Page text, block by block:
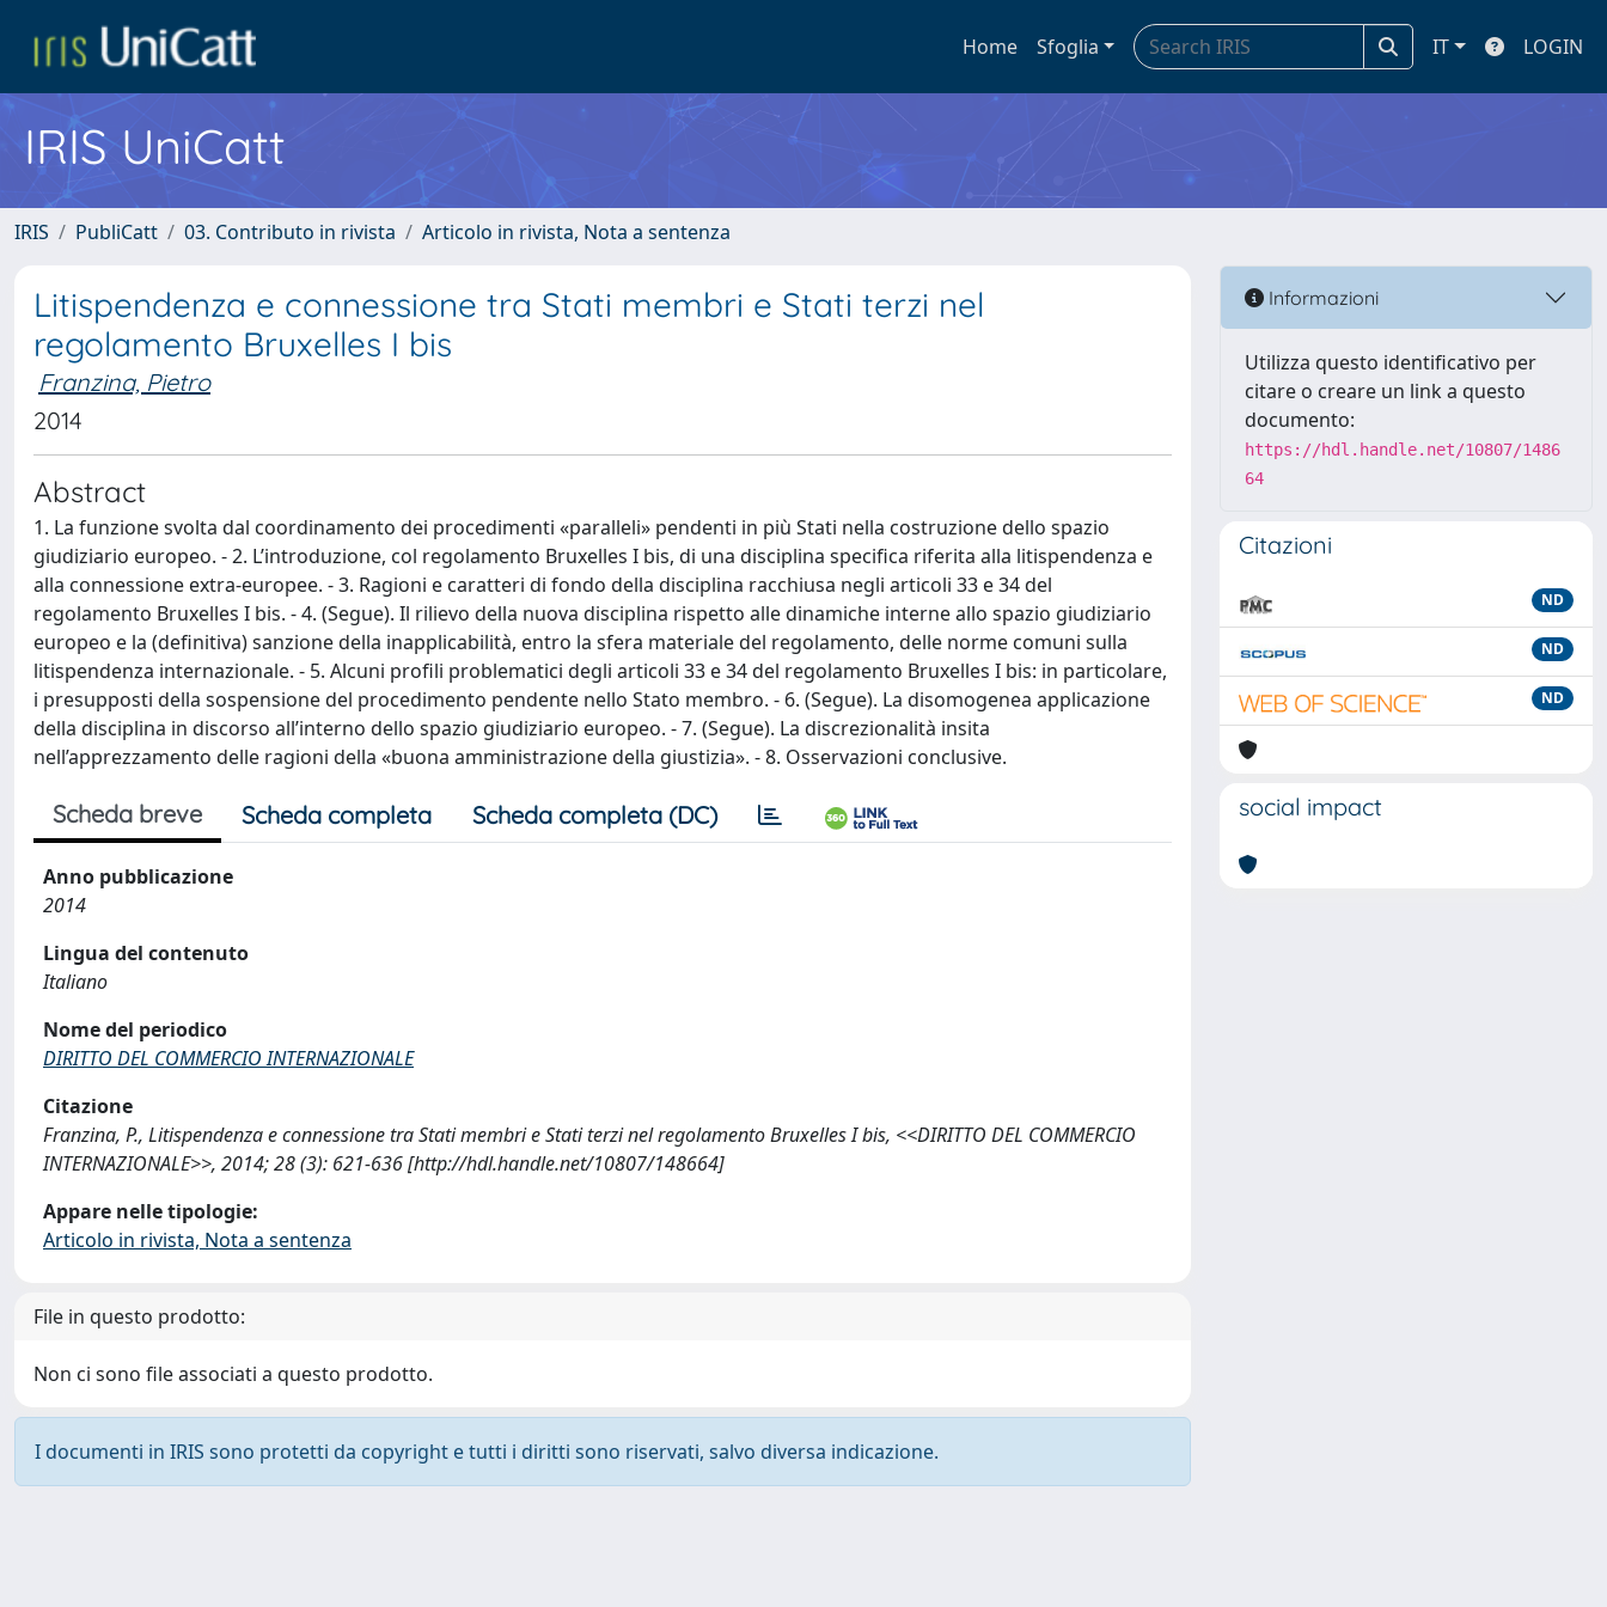
Home Sfoglia IT LOGIN
IRIS UniCatt
IRIS PubliCatt 03. Contributo in rivista Articolo in rivista, Nota a sentenza
Litispendenza e connessione tra Stati membri e Stati terzi nel
regolamento Bruxelles I bis
Franzina, Pietro
2014
Abstract
1. La funzione svolta dal coordinamento dei procedimenti «paralleli» pendenti in più Stati nella costruzione dello spazio
giudiziario europeo. - 2. L’introduzione, col regolamento Bruxelles I bis, di una disciplina specifica riferita alla litispendenza e
alla connessione extra-europee. - 3. Ragioni e caratteri di fondo della disciplina racchiusa negli articoli 33 e 34 del
regolamento Bruxelles I bis. - 4. (Segue). Il rilievo della nuova disciplina rispetto alle dinamiche interne allo spazio giudiziario
europeo e la (definitiva) sanzione della inapplicabilità, entro la sfera materiale del regolamento, delle norme comuni sulla
litispendenza internazionale. - 5. Alcuni profili problematici degli articoli 33 e 34 del regolamento Bruxelles I bis: in particolare,
i presupposti della sospensione del procedimento pendente nello Stato membro. - 6. (Segue). La disomogenea applicazione
della disciplina in discorso all’interno dello spazio giudiziario europeo. - 7. (Segue). La discrezionalità insita
nell’apprezzamento delle ragioni della «buona amministrazione della giustizia». - 8. Osservazioni conclusive.
Scheda breve Scheda completa Scheda completa (DC)
Anno pubblicazione
2014
Lingua del contenuto
Italiano
Nome del periodico
DIRITTO DEL COMMERCIO INTERNAZIONALE
Citazione
Franzina, P., Litispendenza e connessione tra Stati membri e Stati terzi nel regolamento Bruxelles I bis, <<DIRITTO DEL COMMERCIO
INTERNAZIONALE>>, 2014; 28 (3): 621-636 [http://hdl.handle.net/10807/148664]
Appare nelle tipologie:
Articolo in rivista, Nota a sentenza
File in questo prodotto:
Non ci sono file associati a questo prodotto.
I documenti in IRIS sono protetti da copyright e tutti i diritti sono riservati, salvo diversa indicazione.
Informazioni
Utilizza questo identificativo per
citare o creare un link a questo
documento:
https://hdl.handle.net/10807/1486
64
Citazioni
ND
ND
ND
social impact